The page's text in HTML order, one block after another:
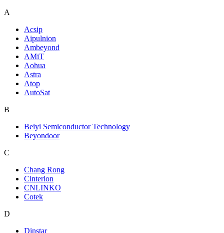
A
Acsip
Aipulnion
Ambeyond
AMiT
Aohua
Astra
Atop
AutoSat
B
Beiyi Semiconductor Technology
Beyondoor
C
Chang Rong
Cinterion
CNLINKO
Cotek
D
Dinstar